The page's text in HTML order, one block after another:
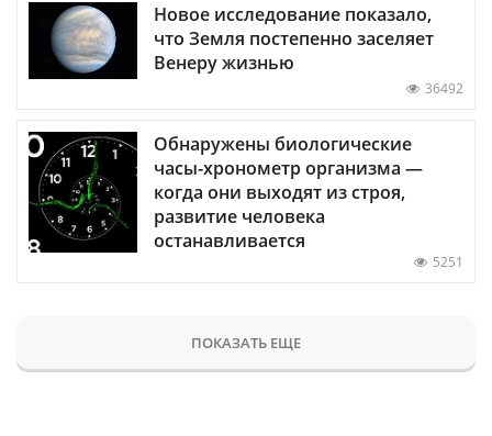
Новое исследование показало,
что Земля постепенно заселяет
Венеру жизнью
36492
Обнаружены биологические
часы-хронометр организма —
когда они выходят из строя,
развитие человека
останавливается
5251
ПОКАЗАТЬ ЕЩЕ